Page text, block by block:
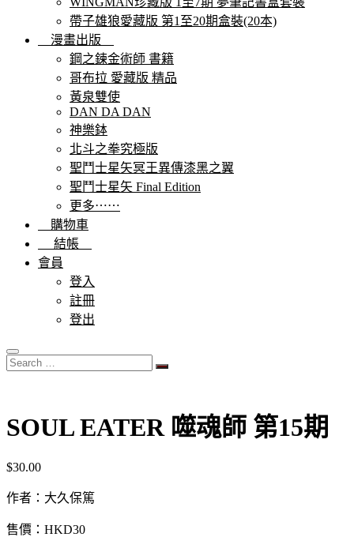
帶子雄狼愛藏版 第1至20期盒裝(20本)
漫畫出版
鋼之鍊金術師 書籍
哥布拉 愛藏版 精品
黃泉雙使
DAN DA DAN
神樂鉢
北斗之拳究極版
聖鬥士星矢冥王異傳漆黑之翼
聖鬥士星矢 Final Edition
更多⋯⋯
購物車
結帳
會員
登入
註冊
登出
Search
…
SOUL EATER 噬魂師 第15期
$30.00
作者：大久保篤
售價：HKD30